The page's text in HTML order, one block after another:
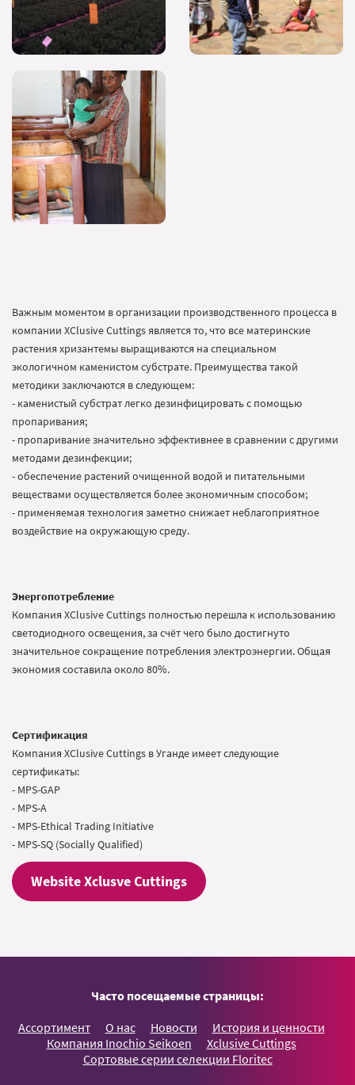
Важным моментом в организации производственного процесса в
компании XClusive Cuttings является то, что все материнские
растения хризантемы выращиваются на специальном
экологичном каменистом субстрате. Преимущества такой
методики заключаются в следующем:
- каменистый субстрат легко дезинфицировать с помощью
пропаривания;
- пропаривание значительно эффективнее в сравнении с другими
методами дезинфекции;
- обеспечение растений очищенной водой и питательными
веществами осуществляется более экономичным способом;
- применяемая технология заметно снижает неблагоприятное
воздействие на окружающую среду.
Энергопотребление
Компания XClusive Cuttings полностью перешла к использованию
светодиодного освещения, за счёт чего было достигнуто
значительное сокращение потребления электроэнергии. Общая
экономия составила около 80%.
Сертификация
Компания XClusive Cuttings в Уганде имеет следующие
сертификаты:
- MPS-GAP
- MPS-A
- MPS-Ethical Trading Initiative
- MPS-SQ (Socially Qualified)
Website Xclusve Cuttings
Часто посещаемые страницы:
Ассортимент О нас Новости
История и ценности
Компания Inochio Seikoen
Xclusive Cuttings
Сортовые серии селекции Floritec